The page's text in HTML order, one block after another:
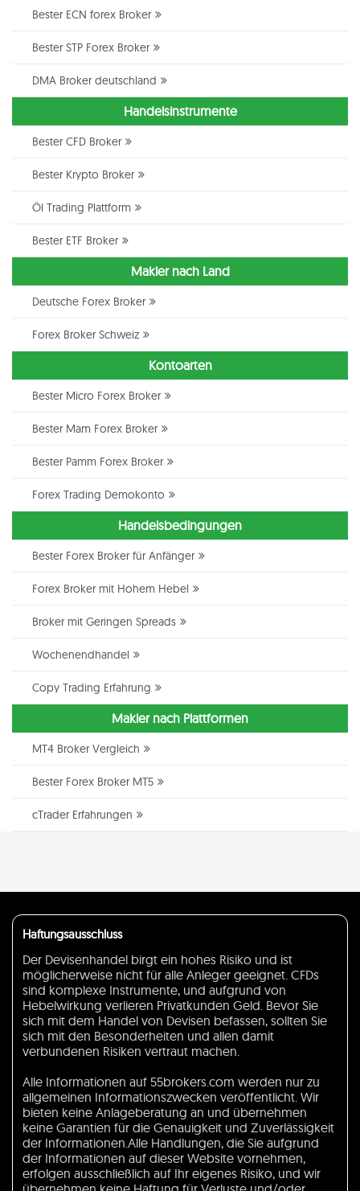
Bester ECN forex Broker
Bester STP Forex Broker
DMA Broker deutschland
Handelsinstrumente
Bester CFD Broker
Bester Krypto Broker
Öl Trading Plattform
Bester ETF Broker
Makler nach Land
Deutsche Forex Broker
Forex Broker Schweiz
Kontoarten
Bester Micro Forex Broker
Bester Mam Forex Broker
Bester Pamm Forex Broker
Forex Trading Demokonto
Handelsbedingungen
Bester Forex Broker für Anfänger
Forex Broker mit Hohem Hebel
Broker mit Geringen Spreads
Wochenendhandel
Copy Trading Erfahrung
Makler nach Plattformen
MT4 Broker Vergleich
Bester Forex Broker MT5
cTrader Erfahrungen
Haftungsausschluss
Der Devisenhandel birgt ein hohes Risiko und ist
möglicherweise nicht für alle Anleger geeignet. CFDs
sind komplexe Instrumente, und aufgrund von
Hebelwirkung verlieren Privatkunden Geld. Bevor Sie
sich mit dem Handel von Devisen befassen, sollten Sie
sich mit den Besonderheiten und allen damit
verbundenen Risiken vertraut machen.
Alle Informationen auf 55brokers.com werden nur zu
allgemeinen Informationszwecken veröffentlicht. Wir
bieten keine Anlageberatung an und übernehmen
keine Garantien für die Genauigkeit und Zuverlässigkeit
der Informationen.Alle Handlungen, die Sie aufgrund
der Informationen auf dieser Website vornehmen,
erfolgen ausschließlich auf Ihr eigenes Risiko, und wir